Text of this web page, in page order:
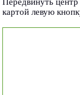
картой левую